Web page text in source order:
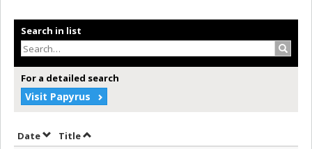
Search in list
For a detailed search
Visit Papyrus
DateSort by date in ascending order
TitleSort by title in ascending order